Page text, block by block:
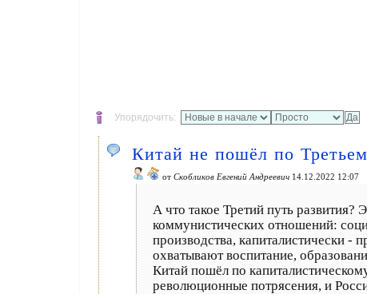
Упорядочить:
Китай не пошёл по
от Скобликов Евгений Андреевич 14.12.2022 12:07
А что такое Третий путь развития?
коммунистических отношений:
производства, капиталистически -
охватывают воспитание,
Китай пошёл по
революционные потрясения, и